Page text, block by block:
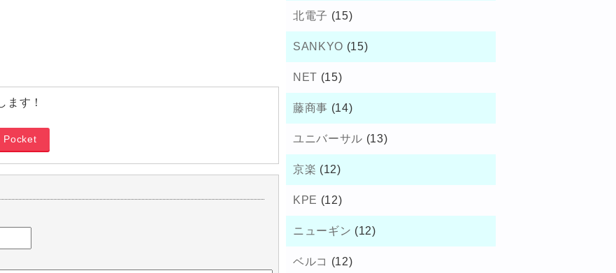
ます！
Pocket
北電子 (15)
SANKYO (15)
NET (15)
藤商事 (14)
ユニバーサル (13)
京楽 (12)
KPE (12)
ニューギン (12)
ベルコ (12)